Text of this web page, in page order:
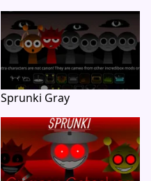
Sprunki Gray